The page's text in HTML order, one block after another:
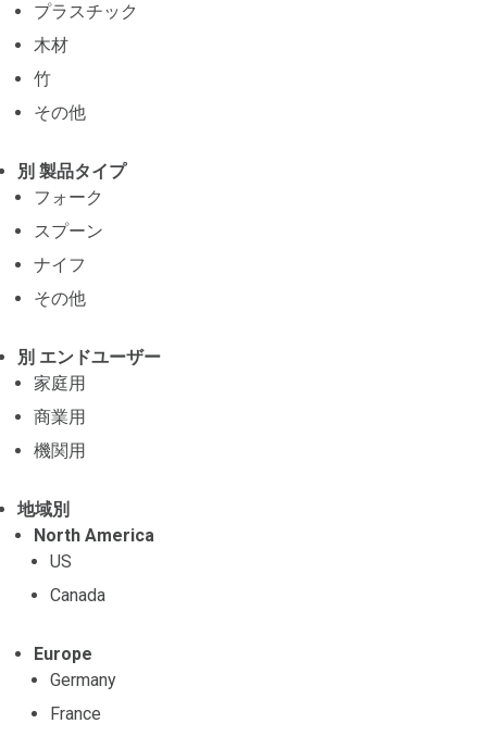
プラスチック
木材
竹
その他
別 製品タイプ
フォーク
スプーン
ナイフ
その他
別 エンドユーザー
家庭用
商業用
機関用
地域別
North America
US
Canada
Europe
Germany
France